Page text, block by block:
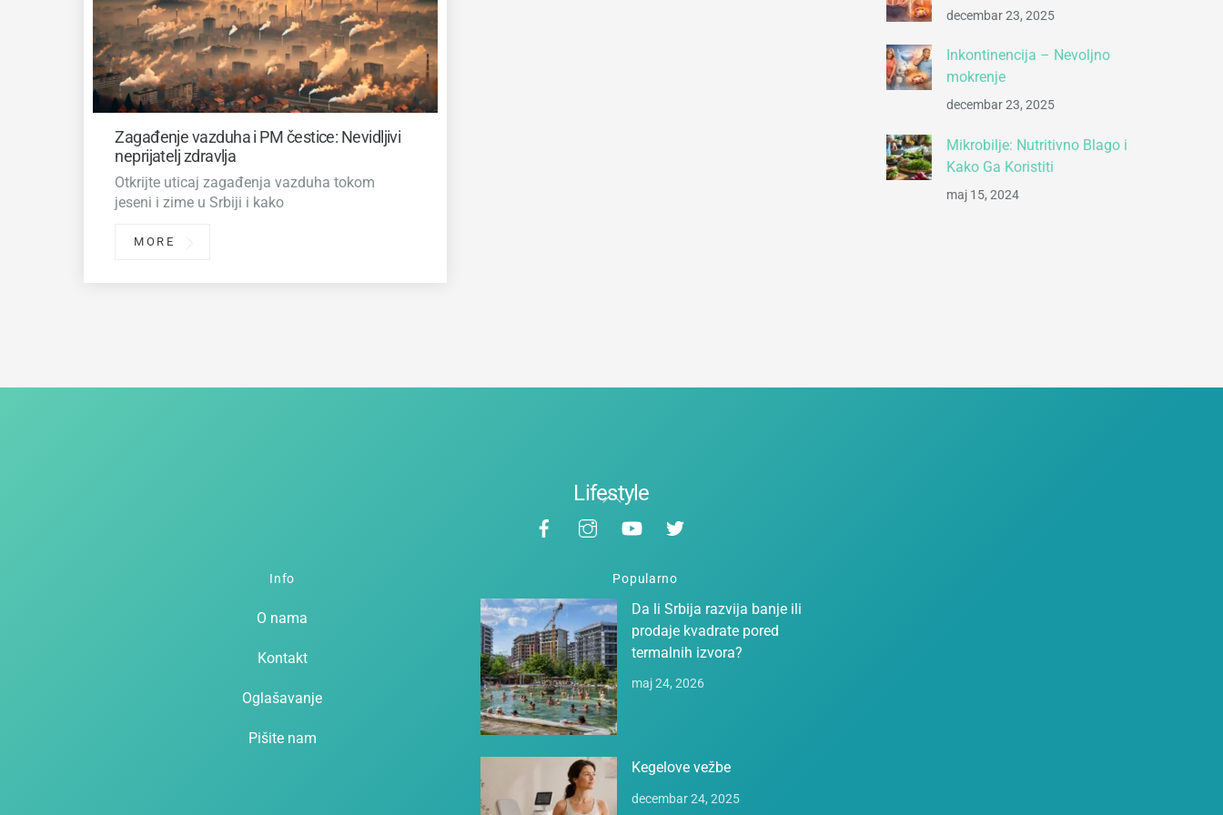
Zagađenje vazduha i PM čestice: Nevidljivi
neprijatelj zdravlja
Otkrijte uticaj zagađenja vazduha tokom
jeseni i zime u Srbiji i kako
MORE
decembar 23, 2025
Inkontinencija – Nevoljno
mokrenje
decembar 23, 2025
Mikrobilje: Nutritivno Blago i
Kako Ga Koristiti
maj 15, 2024
Back
To
Lifestyle
FacebookInstagramYouTube
Info
O nama
Kontakt
Oglašavanje
Pišite nam
Popularno
Da li Srbija razvija banje ili
prodaje kvadrate pored
termalnih izvora?
maj 24, 2026
Kegelove vežbe
decembar 24, 2025